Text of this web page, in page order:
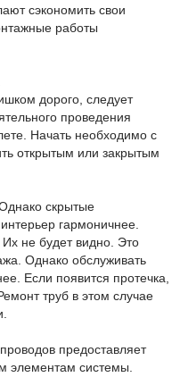
сэкономить свои
работы
дорого, следует
проведения
Начать необходимо с
открытым или закрытым
скрытые
гармоничнее.
Их не будет видно. Это
Однако обслуживать
Если появится протечка,
труб в этом случае
предоставляет
элементам системы.